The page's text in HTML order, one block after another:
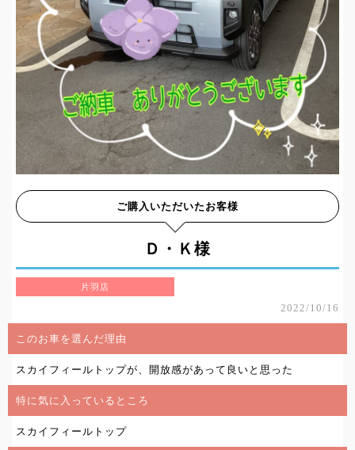
ご購入いただいたお客様
Ｄ・Ｋ様
片羽店
2022/10/16
このお車を選んだ理由
スカイフィールトップが、開放感があって良いと思った
特に気に入っているところ
スカイフィールトップ